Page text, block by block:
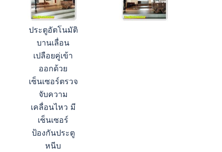
ประตูอัตโนมัติ
บานเลื่อน
เปลือยคู่เข้า
ออกด้วย
เซ็นเซอร์ตรวจ
จับความ
เคลื่อนไหว มี
เซ็นเซอร์
ป้องกันประตู
หนีบ